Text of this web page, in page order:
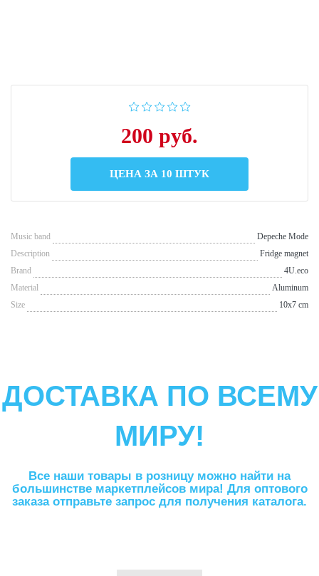
200 руб.
ЦЕНА ЗА 10 ШТУК
Music band
Depeche Mode
Description
Fridge magnet
Brand
4U.eco
Material
Aluminum
Size
10x7 cm
ДОСТАВКА ПО ВСЕМУ
МИРУ!
Все наши товары в розницу можно найти на
большинстве маркетплейсов мира! Для оптового
заказа отправьте запрос для получения каталога.